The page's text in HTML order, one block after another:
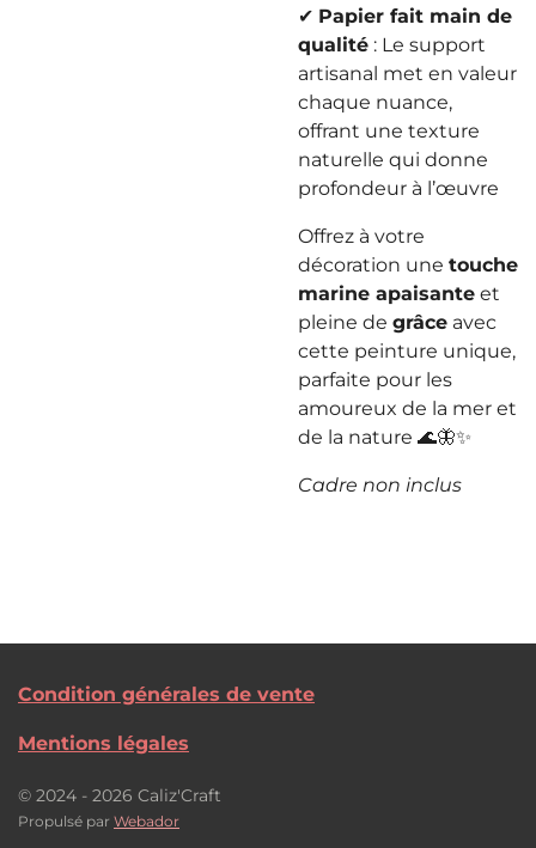
✔ Papier fait main de
qualité : Le support
artisanal met en valeur
chaque nuance,
offrant une texture
naturelle qui donne
profondeur à l’œuvre
Offrez à votre
décoration une touche
marine apaisante et
pleine de grâce avec
cette peinture unique,
parfaite pour les
amoureux de la mer et
de la nature 🌊🦋✨
Cadre non inclus
Condition générales de vente
Mentions légales
© 2024 - 2026 Caliz'Craft
Propulsé par Webador